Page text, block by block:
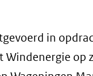
in
Windenergie op